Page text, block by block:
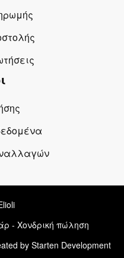
- Χονδρική πώληση
by Starten Development